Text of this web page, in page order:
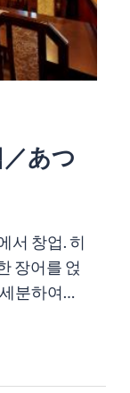
あつ
서 창업. 히
장어를 얹
분하여…